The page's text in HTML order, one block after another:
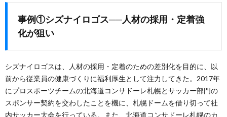
事例①シズナイロゴス──人材の採用・定着強
化が狙い
シズナイロゴスは、人材の採用・定着のための差別化を目的に、以
前から従業員の健康づくりに福利厚生として注力してきた。2017年
にプロスポーツチームの北海道コンサドーレ札幌とサッカー部門の
スポンサー契約を交わしたことを機に、札幌ドームを借り切って社
内サッカー大会を行っている。また、北海道コンサドーレ札幌のカ